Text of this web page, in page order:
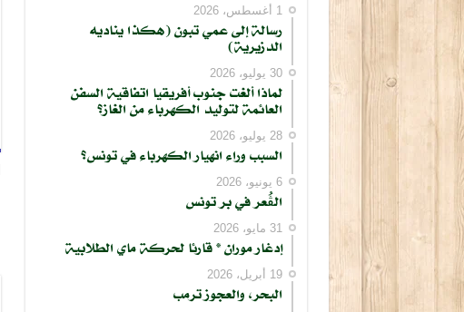
كتابة بريدك الإلكتروني...
1 أغسطس، 2026
رسالة إلى عمي تبون (هكذا يناديه
الدزيرية)
30 يوليو، 2026
لماذا ألغت جنوب أفريقيا اتفاقية السفن
العائمة لتوليد الكهرباء من الغاز؟
28 يوليو، 2026
السبب وراء انهيار الكهرباء في تونس؟
6 يونيو، 2026
الڨُعر في بر تونس
31 مايو، 2026
إدغار موران * قارئا لحركة ماي الطلابية
19 أبريل، 2026
البحر، والعجوز ترمب